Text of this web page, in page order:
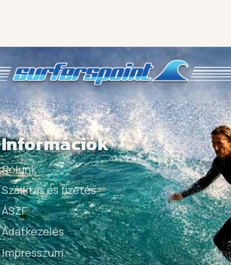
Információk
Rólunk
Szállítás és fizetés
ÁSZF
Adatkezelés
Impresszum